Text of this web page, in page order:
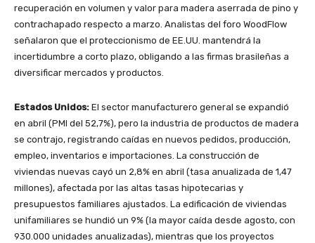
recuperación en volumen y valor para madera aserrada de pino y
contrachapado respecto a marzo. Analistas del foro WoodFlow
señalaron que el proteccionismo de EE.UU. mantendrá la
incertidumbre a corto plazo, obligando a las firmas brasileñas a
diversificar mercados y productos.
Estados Unidos: El sector manufacturero general se expandió
en abril (PMI del 52,7%), pero la industria de productos de madera
se contrajo, registrando caídas en nuevos pedidos, producción,
empleo, inventarios e importaciones. La construcción de
viviendas nuevas cayó un 2,8% en abril (tasa anualizada de 1,47
millones), afectada por las altas tasas hipotecarias y
presupuestos familiares ajustados. La edificación de viviendas
unifamiliares se hundió un 9% (la mayor caída desde agosto, con
930.000 unidades anualizadas), mientras que los proyectos